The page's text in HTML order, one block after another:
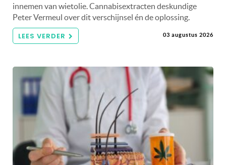
innemen van wietolie. Cannabisextracten deskundige
Peter Vermeul over dit verschijnsel én de oplossing.
LEES VERDER 03 augustus 2026